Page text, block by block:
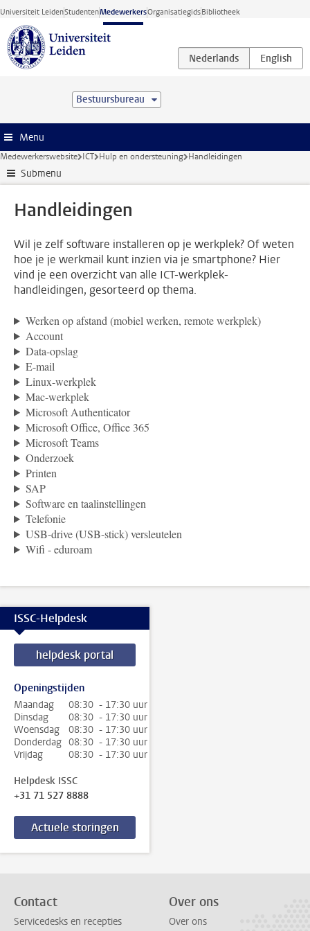
Ga direct naar de inhoud
Universiteit LeidenStudentenMedewerkersOrganisatiegidsBibliotheek
Bestuursbureau
Menu
Medewerkerswebsite ICT Hulp en ondersteuning Handleidingen
Submenu
Handleidingen
Wil je zelf software installeren op je werkplek? Of weten
hoe je je werkmail kunt inzien via je smartphone? Hier
vind je een overzicht van alle ICT-werkplek-
handleidingen, gesorteerd op thema.
Werken op afstand (mobiel werken, remote werkplek)
Account
Data-opslag
E-mail
Linux-werkplek
Mac-werkplek
Microsoft Authenticator
Microsoft Office, Office 365
Microsoft Teams
Onderzoek
Printen
SAP
Software en taalinstellingen
Telefonie
USB-drive (USB-stick) versleutelen
Wifi - eduroam
ISSC-Helpdesk
helpdesk portal
Openingstijden
Maandag
08:30 - 17:30 uur
Dinsdag
08:30 - 17:30 uur
Woensdag
08:30 - 17:30 uur
Donderdag 08:30 - 17:30 uur
Vrijdag
08:30 - 17:30 uur
Helpdesk ISSC
+31 71 527 8888
Actuele storingen
Contact
Servicedesks en recepties
Over ons
Over ons